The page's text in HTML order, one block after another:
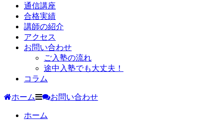
通信講座
合格実績
講師の紹介
アクセス
お問い合わせ
ご入塾の流れ
途中入塾でも大丈夫！
コラム
ホーム お問い合わせ
ホーム